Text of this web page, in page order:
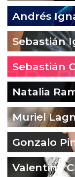
Andrés
Sebastián
Sebastián
Natalia
Muriel
Gonzalo
Valentina